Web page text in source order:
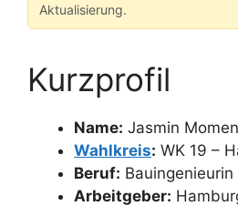
Aktualisierung.
Kurzprofil
Name: Jasmin
Wahlkreis: WK 19 –
Beruf: Bauingenieurin
Arbeitgeber: